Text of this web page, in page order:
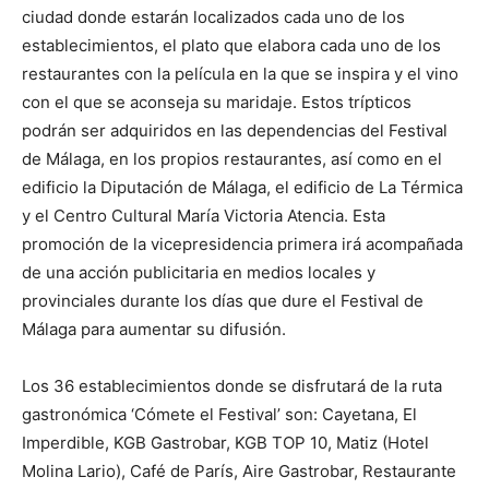
ciudad donde estarán localizados cada uno de los
establecimientos, el plato que elabora cada uno de los
restaurantes con la película en la que se inspira y el vino
con el que se aconseja su maridaje. Estos trípticos
podrán ser adquiridos en las dependencias del Festival
de Málaga, en los propios restaurantes, así como en el
edificio la Diputación de Málaga, el edificio de La Térmica
y el Centro Cultural María Victoria Atencia. Esta
promoción de la vicepresidencia primera irá acompañada
de una acción publicitaria en medios locales y
provinciales durante los días que dure el Festival de
Málaga para aumentar su difusión.
Los 36 establecimientos donde se disfrutará de la ruta
gastronómica ‘Cómete el Festival’ son: Cayetana, El
Imperdible, KGB Gastrobar, KGB TOP 10, Matiz (Hotel
Molina Lario), Café de París, Aire Gastrobar, Restaurante